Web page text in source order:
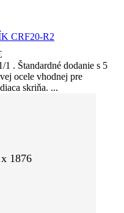
CRF20-R2
. Štandardné dodanie s 5
ocele vhodnej pre
skriňa.
1876